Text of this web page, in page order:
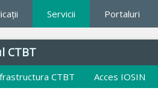
Servicii Portaluri
CTBT
CTBT Acces IOSIN